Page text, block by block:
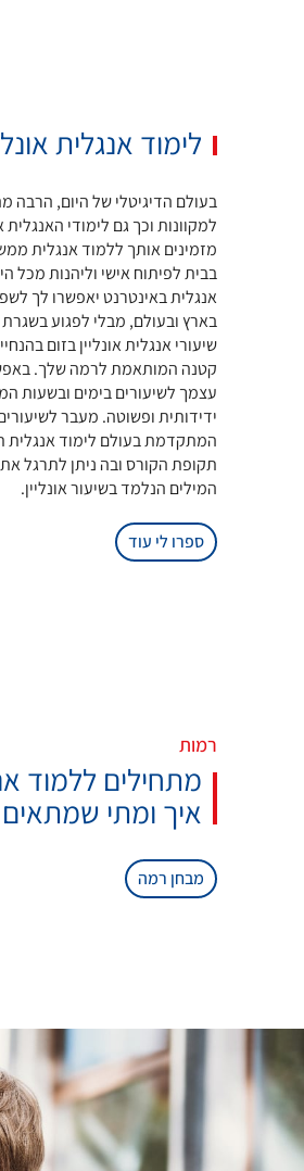
לימוד אנגלית
בעולם הדיגיטלי של היום, הרבה
למקוונות וכך גם לימודי
מזמינים אותך ללמוד אנגלית
בבית לפיתוח אישי וליהנות מכל
אנגלית באינטרנט יאפשרו לך
בארץ ובעולם, מבלי לפגוע בשגרת
שיעורי אנגלית אונליין בזום
קטנה המותאמת לרמה שלך.
עצמך לשיעורים בימים ובשעות
ידידותית ופשוטה. מעבר
תקופת הקורס ובה ניתן לתרגל
המילים הנלמד בשיעור אונליין.
ספרו לי עוד
רמות
מתחילים ללמוד
איך ומתי
מבחן רמה